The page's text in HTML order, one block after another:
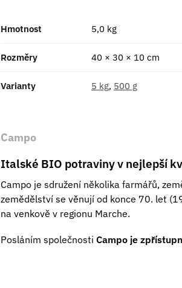
Hmotnost 5,0 kg
Rozměry 40 × 30 × 10 cm
Varianty 5 kg, 500 g
Campo
Italské BIO potraviny v nejlepší
Campo je sdružení několika farmářů,
zemědělství se věnují od konce 70. let
na venkově v regionu Marche.
Posláním společnosti Campo je